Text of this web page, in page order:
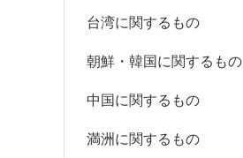
台湾に関するもの
朝鮮・韓国に関するもの
中国に関するもの
満洲に関するもの